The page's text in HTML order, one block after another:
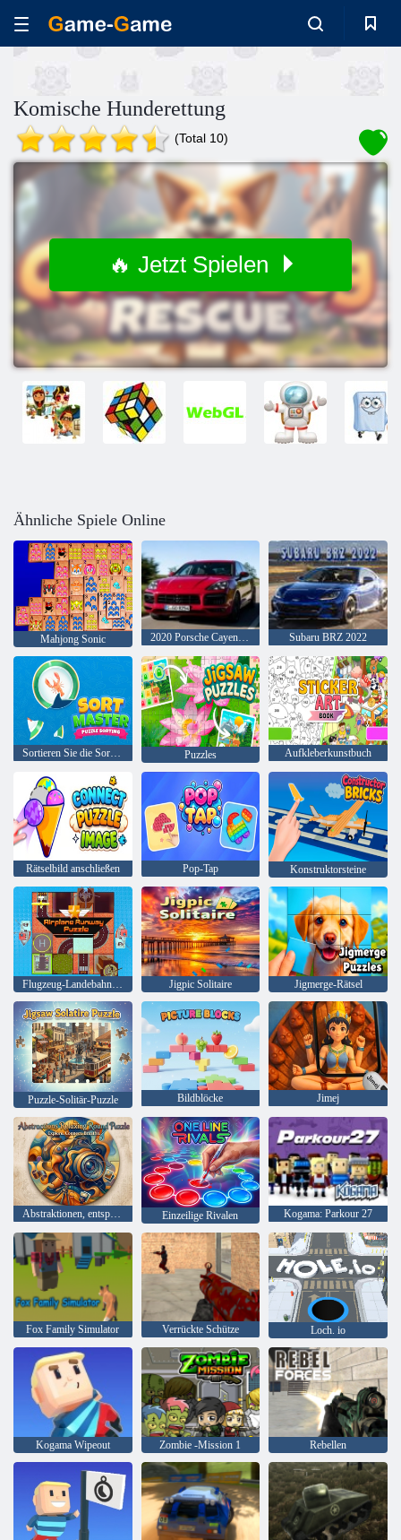
Komische Hunderettung
(Total 10)
🔥 Jetzt Spielen
Ähnliche Spiele Online
Mahjong Sonic 2020 Porsche Cayenne GTS Subaru BRZ 2022
Sortieren Sie die Sortierung des Master-Puzzles Puzzles Aufkleberkunstbuch
Rätselbild anschließen Pop-Tap Konstruktorsteine
Flugzeug-Landebahn-Puzzle Jigpic Solitaire Jigmerge-Rätsel
Puzzle-Solitär-Puzzle Bildblöcke Jimej
Abstraktionen, entspannendes rundes Puzzle Einzeilige Rivalen Kogama: Parkour 27
Fox Family Simulator Verrückte Schütze Loch. io
Kogama Wipeout Zombie -Mission 1 Rebellen